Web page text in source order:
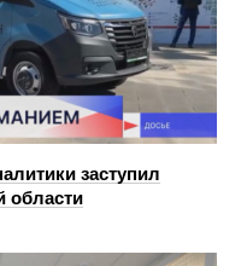
заступил
области